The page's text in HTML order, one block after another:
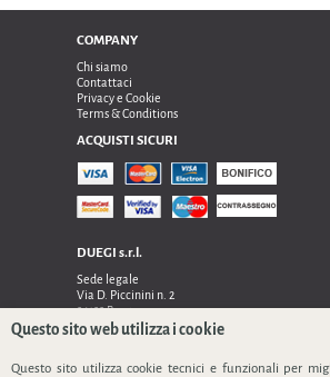
COMPANY
Chi siamo
Contattaci
Privacy e Cookie
Terms & Conditions
ACQUISTI SICURI
DUEGI s.r.l.
Sede legale
Via D. Piccinini n. 2
24122 Bergamo
Sede operativa e amministrativa:
24048 Treviolo (Bg)
Questo sito web utilizza i cookie
Questo sito utilizza cookie tecnici e funzionali per